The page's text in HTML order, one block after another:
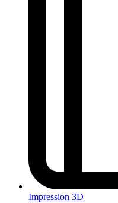
Impression 3D